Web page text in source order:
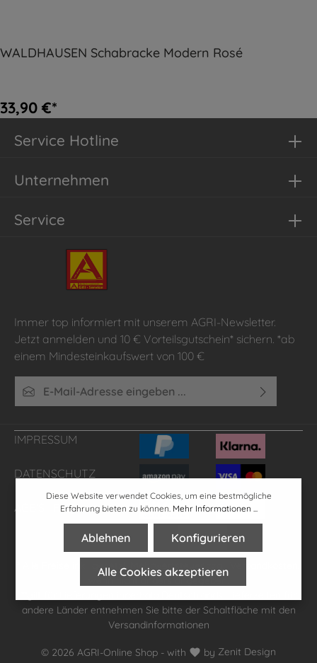
WALDHAUSEN Schabracke Modern Rosé
33,90 €*
Immer top informiert mit unserem AGRI-Newsletter.
Jetzt anmelden und 10 € Vorteilsgutschein* sichern. *ab
einem Mindesteinkaufswert von 100 €
E-Mail-Adresse*
genommen und dieAGBgelesen und bin mit ihnen
einverstanden.
Service Hotline
Unternehmen
Service
IMPRESSUM
DATENSCHUTZ
AGB'S FAQ
© 2026 AGRI-Online Shop - with by Zenit Design
* Alle Preise inkl. gesetzl. Mehrwertsteuer zzgl.
wenn nicht anders angegeben.
andere Länder entnehmen Sie bitte der Schaltfläche mit den
Versandinformationen
Diese Website verwendet Cookies, um eine bestmögliche
Erfahrung bieten zu können. Mehr Informationen ...
Ablehnen Konfigurieren
Alle Cookies akzeptieren